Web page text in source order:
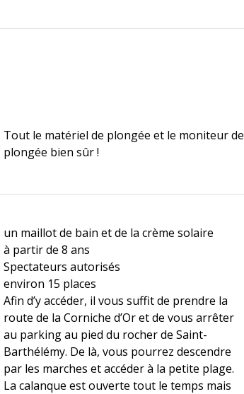
Tout le matériel de plongée et le moniteur de
plongée bien sûr !
un maillot de bain et de la crème solaire
à partir de 8 ans
Spectateurs autorisés
environ 15 places
Afin d’y accéder, il vous suffit de prendre la
route de la Corniche d’Or et de vous arrêter
au parking au pied du rocher de Saint-
Barthélémy. De là, vous pourrez descendre
par les marches et accéder à la petite plage.
La calanque est ouverte tout le temps mais